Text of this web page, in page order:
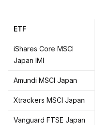
ETF
iShares Core MSCI
Japan IMI
Amundi MSCI Japan
Xtrackers MSCI Japan
Vanguard FTSE Japan